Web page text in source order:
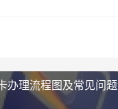
办理流程图及常见问